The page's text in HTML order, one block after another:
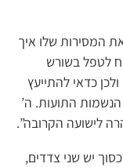
המסירות שלו איך
לטפל בשורש
כדאי להתייעץ
התועות. ה’
לישועה הקרובה”.
יש שני צדדים,